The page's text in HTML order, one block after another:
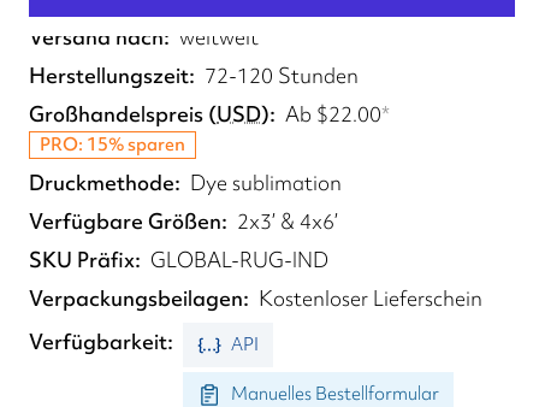
Versand nach
weltweit
Herstellungszeit
72-120 Stunden
Großhandelspreis (USD) Ab $22.00*
PRO: 15% sparen
Druckmethode
Dye sublimation
Verfügbare Größen
2x3’ & 4x6’
SKU Präfix
GLOBAL-RUG-IND
Verpackungsbeilagen
Kostenloser Lieferschein
Verfügbarkeit
API
Manuelles Bestellformular